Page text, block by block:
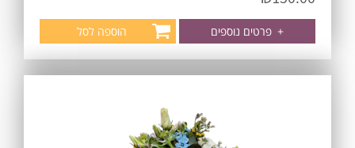
+ פרטים נוספים הוספה לסל